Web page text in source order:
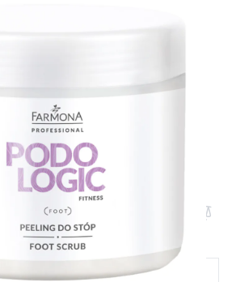
fitness peeling do
Cena detaliczna